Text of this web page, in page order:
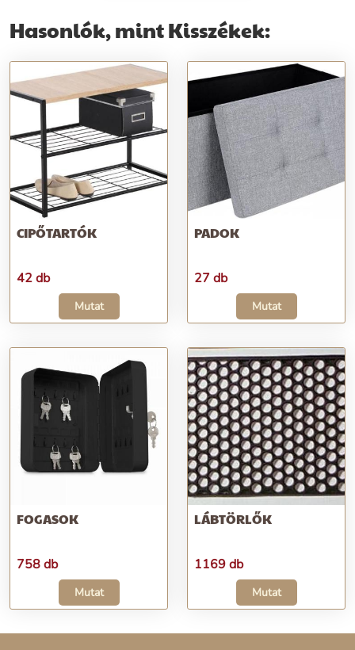
Hasonlók, mint Kisszékek:
CIPŐTARTÓK
42 db
Mutat
PADOK
27 db
Mutat
FOGASOK
758 db
Mutat
LÁBTÖRLŐK
1169 db
Mutat